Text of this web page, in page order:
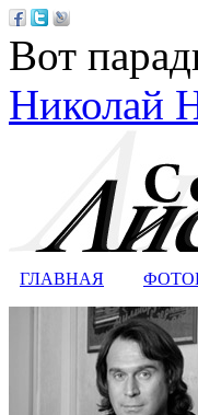
Вот
Николай
ГЛАВНАЯ